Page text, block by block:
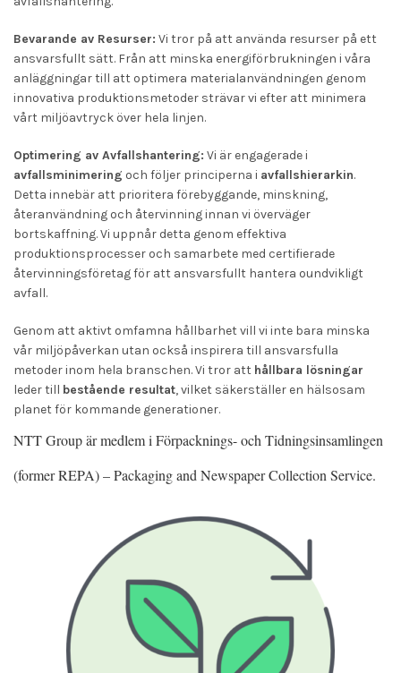
Bevarande av Resurser: Vi tror på att använda resurser på ett
ansvarsfullt sätt. Från att minska energiförbrukningen i våra
anläggningar till att optimera materialanvändningen genom
innovativa produktionsmetoder strävar vi efter att minimera
vårt miljöavtryck över hela linjen.
Optimering av Avfallshantering: Vi är engagerade i
avfallsminimering och följer principerna i avfallshierarkin.
Detta innebär att prioritera förebyggande, minskning,
återanvändning och återvinning innan vi överväger
bortskaffning. Vi uppnår detta genom effektiva
produktionsprocesser och samarbete med certifierade
återvinningsföretag för att ansvarsfullt hantera oundvikligt
avfall.
Genom att aktivt omfamna hållbarhet vill vi inte bara minska
vår miljöpåverkan utan också inspirera till ansvarsfulla
metoder inom hela branschen. Vi tror att hållbara lösningar
leder till bestående resultat, vilket säkerställer en hälsosam
planet för kommande generationer.
NTT Group är medlem i Förpacknings- och Tidningsinsamlingen
(former REPA) –Packaging and Newspaper Collection Service.